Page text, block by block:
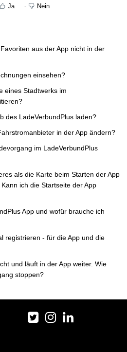
Ja Nein
aus der App nicht in der
einsehen?
eines Stadtwerks im
des LadeVerbundPlus laden?
in der App ändern?
im LadeVerbundPlus
als die Karte beim Starten der App
ich die Startseite der App
App und wofür brauche ich
registrieren - für die App und die
und läuft in der App weiter. Wie
stoppen?